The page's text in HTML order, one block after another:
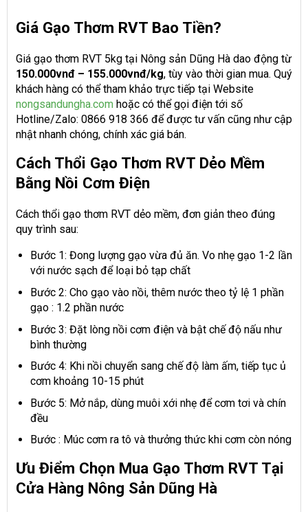
Giá Gạo Thơm RVT Bao Tiền?
Giá gạo thơm RVT 5kg tại Nông sản Dũng Hà dao động từ
150.000vnđ – 155.000vnđ/kg, tùy vào thời gian mua. Quý
khách hàng có thể tham khảo trực tiếp tại Website
nongsandungha.com hoặc có thể gọi điện tới số
Hotline/Zalo: 0866 918 366 để được tư vấn cũng như cập
nhật nhanh chóng, chính xác giá bán.
Cách Thổi Gạo Thơm RVT Dẻo Mềm
Bằng Nồi Cơm Điện
Cách thổi gạo thơm RVT dẻo mềm, đơn giản theo đúng
quy trình sau:
Bước 1: Đong lượng gạo vừa đủ ăn. Vo nhẹ gạo 1-2 lần
với nước sạch để loại bỏ tạp chất
Bước 2: Cho gạo vào nồi, thêm nước theo tỷ lệ 1 phần
gạo : 1.2 phần nước
Bước 3: Đặt lòng nồi cơm điện và bật chế độ nấu như
bình thường
Bước 4: Khi nồi chuyển sang chế độ làm ấm, tiếp tục ủ
cơm khoảng 10-15 phút
Bước 5: Mở nắp, dùng muôi xới nhẹ để cơm tơi và chín
đều
Bước : Múc cơm ra tô và thưởng thức khi cơm còn nóng
Ưu Điểm Chọn Mua Gạo Thơm RVT Tại
Cửa Hàng Nông Sản Dũng Hà